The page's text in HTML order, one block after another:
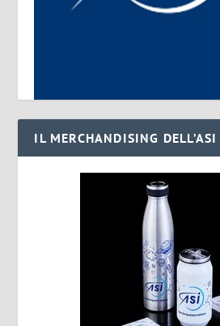
IL MERCHANDISING DELL’ASI